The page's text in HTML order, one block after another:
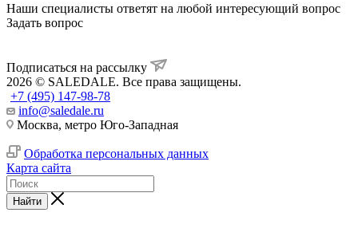
Наши специалисты ответят на любой интересующий вопрос
Задать вопрос
Подписаться на рассылку
2026 © SALEDALE. Все права защищены.
+7 (495) 147-98-78
info@saledale.ru
Москва, метро Юго-Западная
Обработка персональных данных
Карта сайта
Найти